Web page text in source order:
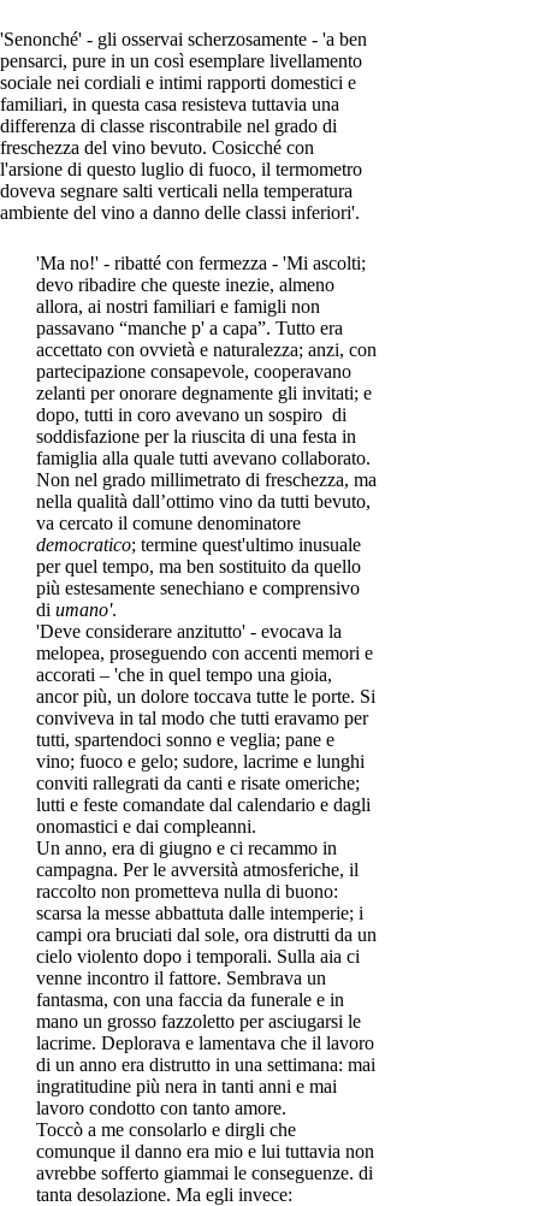
'Senonché' - gli osservai scherzosamente - 'a ben
pensarci, pure in un così esemplare livellamento
sociale nei cordiali e intimi rapporti domestici e
familiari, in questa casa resisteva tuttavia una
differenza di classe riscontrabile nel grado di
freschezza del vino bevuto. Cosicché con
l'arsione di questo luglio di fuoco, il termometro
doveva segnare salti verticali nella temperatura
ambiente del vino a danno delle classi inferiori'.
'Ma no!' - ribatté con fermezza - 'Mi ascolti;
devo ribadire che queste inezie, almeno
allora, ai nostri familiari e famigli non
passavano “manche p' a capa”. Tutto era
accettato con ovvietà e naturalezza; anzi, con
partecipazione consapevole, cooperavano
zelanti per onorare degnamente gli invitati; e
dopo, tutti in coro avevano un sospiro di
soddisfazione per la riuscita di una festa in
famiglia alla quale tutti avevano collaborato.
Non nel grado millimetrato di freschezza, ma
nella qualità dall’ottimo vino da tutti bevuto,
va cercato il comune denominatore
democratico; termine quest'ultimo inusuale
per quel tempo, ma ben sostituito da quello
più estesamente senechiano e comprensivo
di umano'.
'Deve considerare anzitutto' - evocava la
melopea, proseguendo con accenti memori e
accorati – 'che in quel tempo una gioia,
ancor più, un dolore toccava tutte le porte. Si
conviveva in tal modo che tutti eravamo per
tutti, spartendoci sonno e veglia; pane e
vino; fuoco e gelo; sudore, lacrime e lunghi
conviti rallegrati da canti e risate omeriche;
lutti e feste comandate dal calendario e dagli
onomastici e dai compleanni.
Un anno, era di giugno e ci recammo in
campagna. Per le avversità atmosferiche, il
raccolto non prometteva nulla di buono:
scarsa la messe abbattuta dalle intemperie; i
campi ora bruciati dal sole, ora distrutti da un
cielo violento dopo i temporali. Sulla aia ci
venne incontro il fattore. Sembrava un
fantasma, con una faccia da funerale e in
mano un grosso fazzoletto per asciugarsi le
lacrime. Deplorava e lamentava che il lavoro
di un anno era distrutto in una settimana: mai
ingratitudine più nera in tanti anni e mai
lavoro condotto con tanto amore.
Toccò a me consolarlo e dirgli che
comunque il danno era mio e lui tuttavia non
avrebbe sofferto giammai le conseguenze. di
tanta desolazione. Ma egli invece: